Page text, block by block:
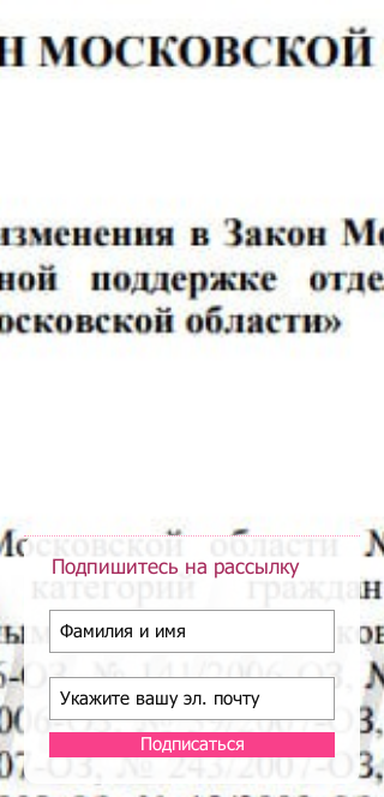
Подпишитесь на рассылку
Подписаться